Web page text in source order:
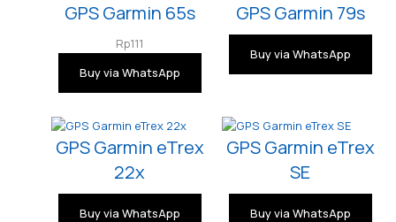
GPS Garmin 65s
Rp111
Buy via WhatsApp
GPS Garmin 79s
Buy via WhatsApp
GPS Garmin eTrex
22x
Buy via WhatsApp
GPS Garmin eTrex
SE
Buy via WhatsApp